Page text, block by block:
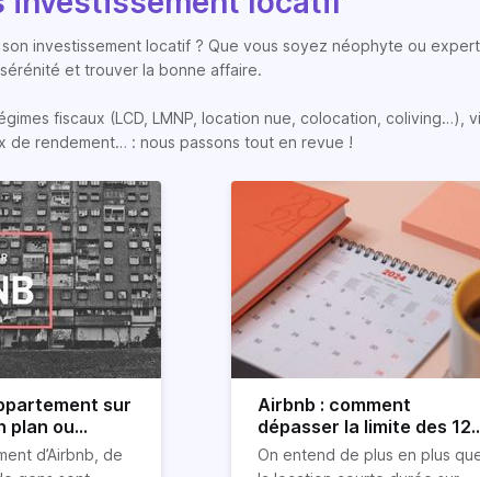
son investissement locatif ? Que vous soyez néophyte ou
et trouver la bonne affaire.
fiscaux (LCD, LMNP, location nue, colocation,
de rendement… : nous passons tout en revue !
sur
plan ou
d’Airbnb, de
Airbnb : comment
dépasser la limite des
jours ?
On entend de plus en plus